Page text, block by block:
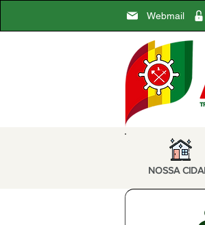
Webmail
NOSSA